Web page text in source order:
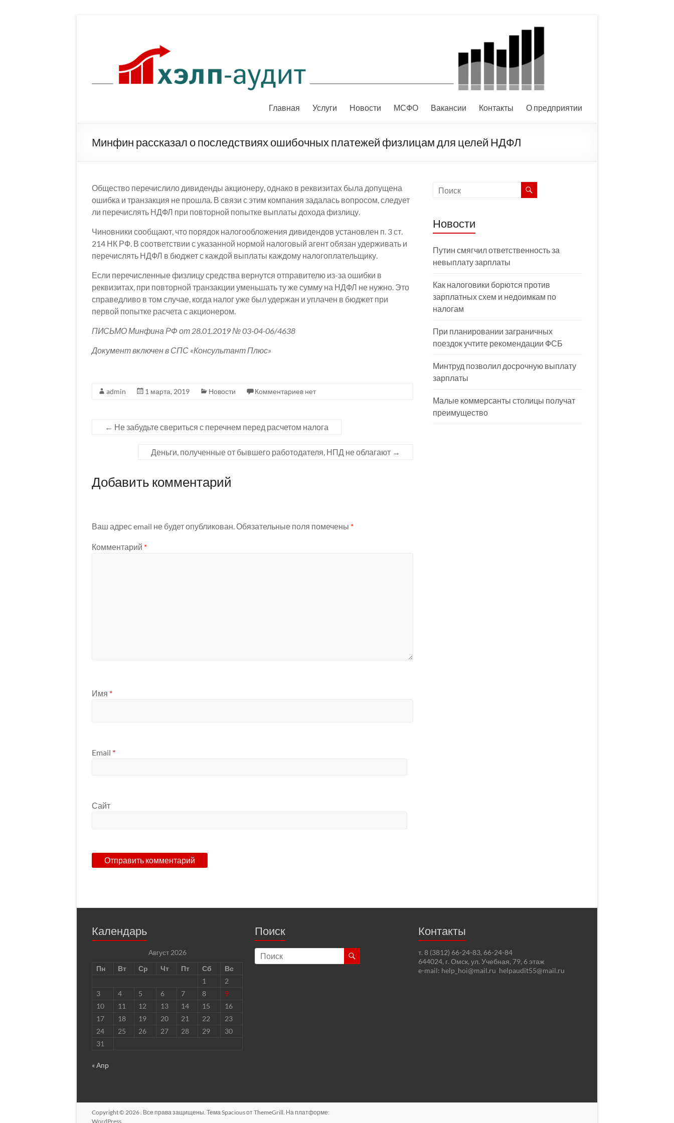
Главная Услуги Новости МСФО Вакансии Контакты О предприятии
Минфин рассказал о последствиях ошибочных платежей физлицам для целей НДФЛ
Общество перечислило дивиденды акционеру, однако в реквизитах была допущена
ошибка и транзакция не прошла. В связи с этим компания задалась вопросом, следует
ли перечислять НДФЛ при повторной попытке выплаты дохода физлицу.
Чиновники сообщают, что порядок налогообложения дивидендов установлен п. 3 ст.
214 НК РФ. В соответствии с указанной нормой налоговый агент обязан удерживать и
перечислять НДФЛ в бюджет с каждой выплаты каждому налогоплательщику.
Если перечисленные физлицу средства вернутся отправителю из-за ошибки в
реквизитах, при повторной транзакции уменьшать ту же сумму на НДФЛ не нужно. Это
справедливо в том случае, когда налог уже был удержан и уплачен в бюджет при
первой попытке расчета с акционером.
ПИСЬМО Минфина РФ от 28.01.2019 № 03-04-06/4638
Документ включен в СПС «Консультант Плюс»
admin 1 марта, 2019 Новости Комментариев нет
← Не забудьте свериться с перечнем перед расчетом налога
Деньги, полученные от бывшего работодателя, НПД не облагают →
Добавить комментарий
Ваш адрес email не будет опубликован. Обязательные поля помечены *
Комментарий *
Имя *
Email *
Сайт
Новости
Путин смягчил ответственность за
невыплату зарплаты
Как налоговики борются против
зарплатных схем и недоимкам по
налогам
При планировании заграничных
поездок учтите рекомендации ФСБ
Минтруд позволил досрочную выплату
зарплаты
Малые коммерсанты столицы получат
преимущество
Календарь
Август 2026
Пн
Вт Ср Чт Пт Сб
Вс
1
2
3
4 5 6 7 8
9
10
11 12 13 14 15
16
17
18 19 20 21 22
23
24
25 26 27 28 29
30
31
« Апр
Поиск Контакты
т. 8 (3812) 66-24-83, 66-24-84
644024, г. Омск, ул. Учебная, 79, 6 этаж
e-mail: help_hoi@mail.ru helpaudit55@mail.ru
Copyright © 2026 . Все права защищены. Тема Spaciousот ThemeGrill. На платформе:
WordPress